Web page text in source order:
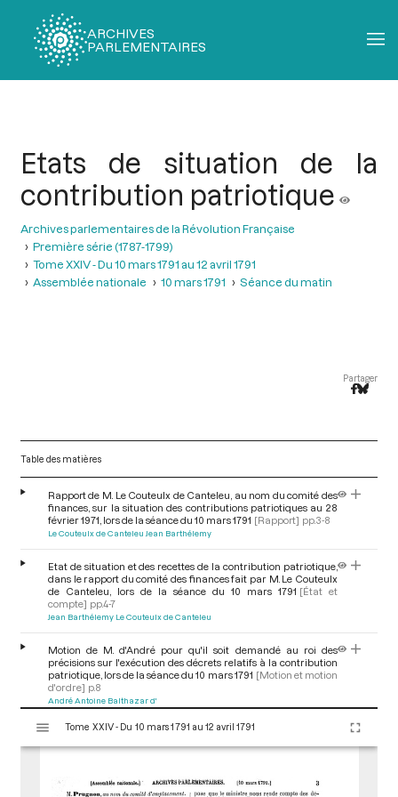
ARCHIVES
PARLEMENTAIRES
Etats de situation de la
contribution patriotique
Archives parlementaires de la Révolution Française
Première série (1787-1799)
Tome XXIV - Du 10 mars 1791 au 12 avril 1791
Assemblée nationale
10 mars 1791 Séance du matin
Partager
Table des matières
Rapport de M. Le Couteulx de Canteleu, au nom du comité des
finances, sur la situation des contributions patriotiques au 28
février 1971, lors de la séance du 10 mars 1791 [Rapport] pp.3-8
Le Couteulx de Canteleu Jean Barthélemy
Etat de situation et des recettes de la contribution patriotique,
dans le rapport du comité des finances fait par M. Le Couteulx
de Canteleu, lors de la séance du 10 mars 1791 [État et
compte] pp.4-7
Jean Barthélemy Le Couteulx de Canteleu
Motion de M. d'André pour qu'il soit demandé au roi des
précisions sur l'exécution des décrets relatifs à la contribution
patriotique, lors de la séance du 10 mars 1791 [Motion et motion
d'ordre] p.8
André Antoine Balthazar d'
Motion de M. Maréchal demandant au comité des finances
des ajournements sur la fabrication de la petite monnaie, lors
s
Tome XXIV - Du 10 mars 1791 au 12 avril 1791